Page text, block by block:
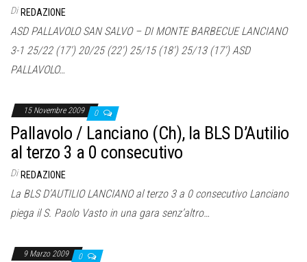
Di REDAZIONE
ASD PALLAVOLO SAN SALVO – DI MONTE BARBECUE LANCIANO
3-1 25/22 (17′) 20/25 (22′) 25/15 (18′) 25/13 (17′) ASD
PALLAVOLO…
15 Novembre 2009 0
Pallavolo / Lanciano (Ch), la BLS D’Autilio
al terzo 3 a 0 consecutivo
Di REDAZIONE
La BLS D’AUTILIO LANCIANO al terzo 3 a 0 consecutivo Lanciano
piega il S. Paolo Vasto in una gara senz’altro…
9 Marzo 2009 0